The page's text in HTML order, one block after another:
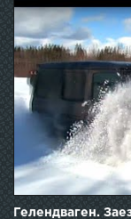
Гелендваген.